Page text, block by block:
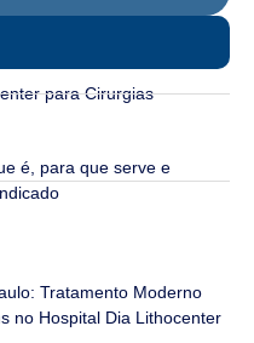
para Cirurgias
é, para que serve e
Tratamento Moderno
no Hospital Dia Lithocenter